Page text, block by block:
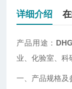
详细介绍
产品用途：
业、化验室、科
一、产品规格及